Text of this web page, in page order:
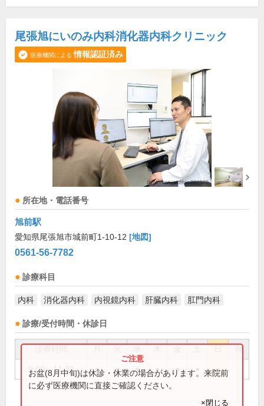
尾張旭にいのみ内科消化器内科クリニック
医療機関による 情報認証済み
所在地・電話番号
旭前駅
愛知県尾張旭市城前町1-10-12 [地図]
0561-56-7782
診療科目
内科 消化器内科 内視鏡内科 肝臓内科 肛門内科
診療/受付時間・休診日
祝
9:00～11:30 ● ● ● ● ●
お盆(8月中旬)は休診・休業の場合があります。来院前
に必ず医療機関に直接ご確認ください。
×閉じる